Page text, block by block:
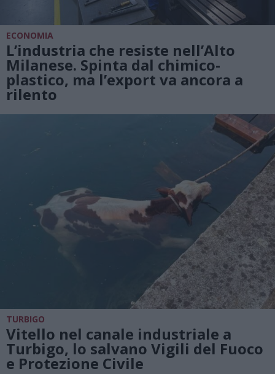
ECONOMIA
L’industria che resiste nell’Alto
Milanese. Spinta dal chimico-
plastico, ma l’export va ancora a
rilento
TURBIGO
Vitello nel canale industriale a
Turbigo, lo salvano Vigili del Fuoco
e Protezione Civile